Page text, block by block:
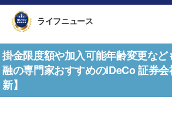
ライフニュース
掛金限度額や加入可能年齢変更な
融の専門家おすすめのiDeCo 証券
新】